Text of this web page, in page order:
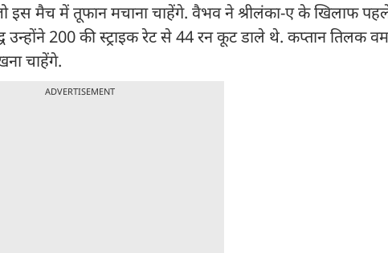
इस मैच में तूफान मचाना चाहेंगे. वैभव ने श्रीलंका-ए के खिलाफ
200 की स्ट्राइक रेट से 44 रन कूट डाले थे. कप्तान तिलक
चाहेंगे.
ADVERTISEMENT